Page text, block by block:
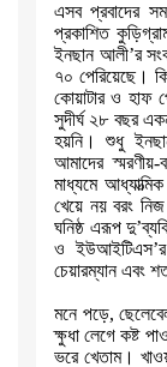
এসব প্রবাদের
প্রকাশিত
ইনছান আলী’র
৭০ পেরিয়েছে।
কোয়াটার ও হাফ
সুদীর্ঘ ২৮ বছর
হয়নি। শুধু
আমাদের স্মরণীয়-
মাধ্যমে
খেয়ে নয় বরং
ঘনিষ্ঠ এরূপ দু’
ও ইউআইটিএস’
চেয়ারম্যান এবং
মনে পড়ে,
ক্ষুধা লেগে কষ্ট
ভরে খেতাম।